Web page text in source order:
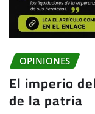
OPINIONES
El imperio
de la patria